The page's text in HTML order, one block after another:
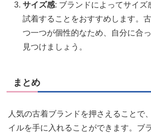
サイズ感: ブランドによってサイズ
試着することをおすすめします。
つ一つが個性的なため、自分に合
見つけましょう。
まとめ
人気の古着ブランドを押さえることで
イルを手に入れることができます。ブ